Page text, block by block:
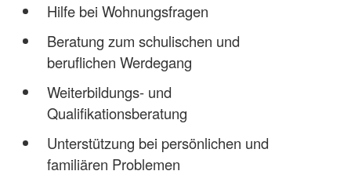
Hilfe bei Wohnungsfragen
Beratung zum schulischen und
beruflichen Werdegang
Weiterbildungs- und
Qualifikationsberatung
Unterstützung bei persönlichen und
familiären Problemen